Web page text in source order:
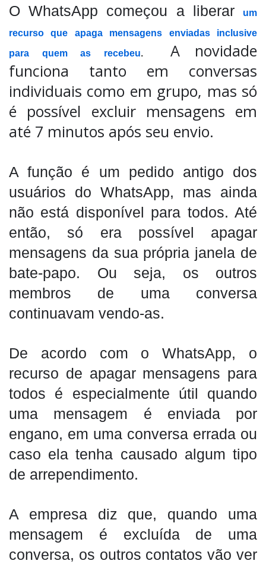
O WhatsApp começou a liberar
um
recurso que apaga mensagens enviadas inclusive
para quem as recebeu.
A novidade
funciona tanto em conversas
individuais como em grupo, mas só
é possível excluir mensagens em
até 7 minutos após seu envio.
A função é um pedido antigo dos
usuários do WhatsApp, mas ainda
não está disponível para todos. Até
então, só era possível apagar
mensagens da sua própria janela de
bate-papo. Ou seja, os outros
membros de uma conversa
continuavam vendo-as.
De acordo com o WhatsApp, o
recurso de apagar mensagens para
todos é especialmente útil quando
uma mensagem é enviada por
engano, em uma conversa errada ou
caso ela tenha causado algum tipo
de arrependimento.
A empresa diz que, quando uma
mensagem é excluída de uma
conversa, os outros contatos vão ver